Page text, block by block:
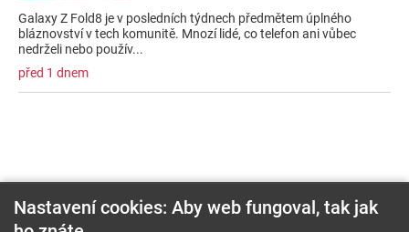
Galaxy Z Fold8 je v posledních týdnech předmětem úplného
bláznovství v tech komunitě. Mnozí lidé, co telefon ani vůbec
nedrželi nebo použív...
před 1 dnem
Nastavení cookies: Aby web fungoval, tak jak